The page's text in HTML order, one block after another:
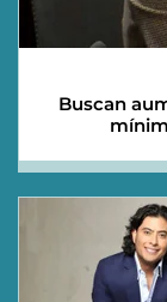
Buscan